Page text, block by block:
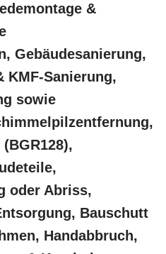
&
Gebäudesanierung,
KMF-Sanierung,
sowie
oder Abriss,
Bauschutt
Handabbruch,